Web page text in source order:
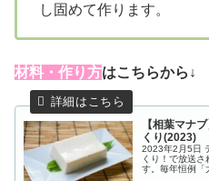
し固めて作ります。
材料・作り方はこちらから↓
【相葉マナ
くり(2023)
2023年2月5日
くり！で放送さ
す。毎年恒例「